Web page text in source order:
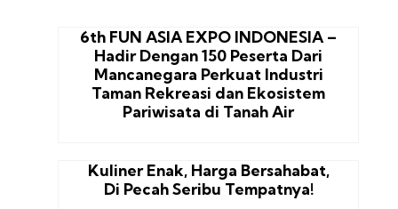
6th FUN ASIA EXPO INDONESIA –
Hadir Dengan 150 Peserta Dari
Mancanegara Perkuat Industri
Taman Rekreasi dan Ekosistem
Pariwisata di Tanah Air
Kuliner Enak, Harga Bersahabat,
Di Pecah Seribu Tempatnya!